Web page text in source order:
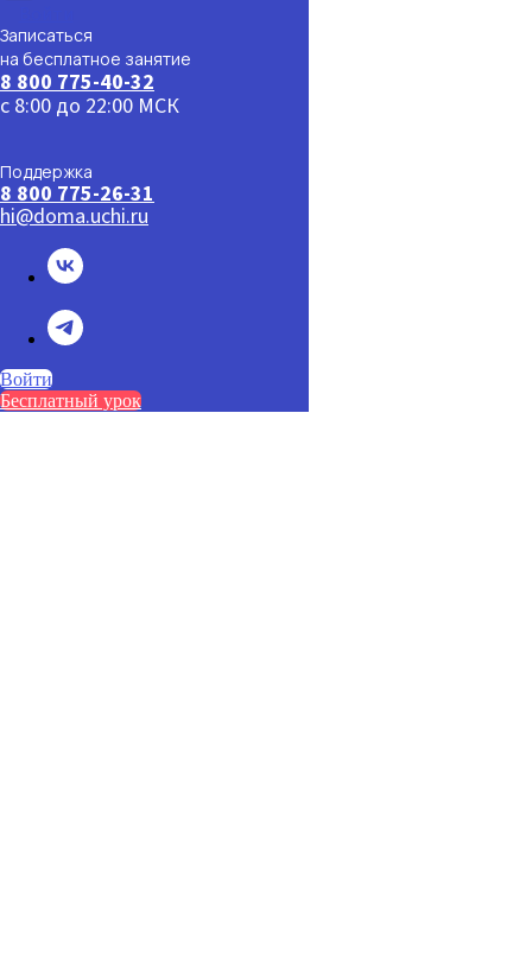
Записаться
на бесплатное занятие
8 800 775-40-32
с 8:00 до 22:00 МСК
Поддержка
8 800 775-26-31
hi@doma.uchi.ru
Войти
Бесплатный урок